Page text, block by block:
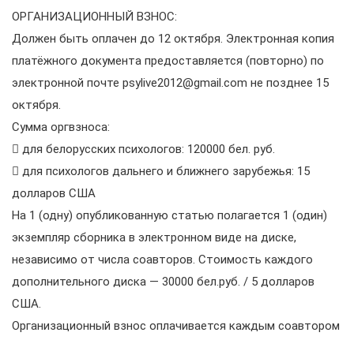
ОРГАНИЗАЦИОННЫЙ ВЗНОС:
Должен быть оплачен до 12 октября. Электронная копия
платёжного документа предоставляется (повторно) по
электронной почте psylive2012@gmail.com не позднее 15
октября.
Сумма оргвзноса:
 для белорусских психологов: 120000 бел. руб.
 для психологов дальнего и ближнего зарубежья: 15
долларов США
На 1 (одну) опубликованную статью полагается 1 (один)
экземпляр сборника в электронном виде на диске,
независимо от числа соавторов. Стоимость каждого
дополнительного диска — 30000 бел.руб. / 5 долларов
США.
Организационный взнос оплачивается каждым соавтором